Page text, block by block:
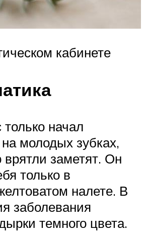
кабинете
только начал
молодых зубках,
врятли заметят. Он
только в
налете. В
заболевания
темного цвета.